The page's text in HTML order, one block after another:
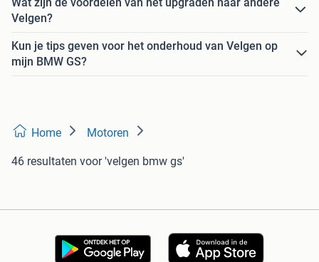
Velgen?
Kun je tips geven voor het onderhoud van Velgen op
mijn BMW GS?
Home Motoren
46 resultaten voor 'velgen bmw gs'